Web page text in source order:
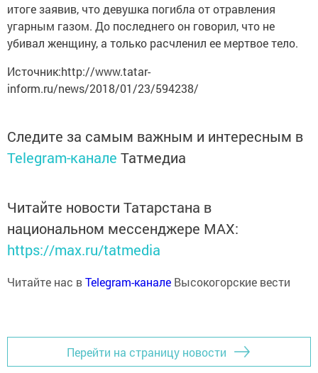
итоге заявив, что девушка погибла от отравления
угарным газом. До последнего он говорил, что не
убивал женщину, а только расчленил ее мертвое тело.
Источник:http://www.tatar-
inform.ru/news/2018/01/23/594238/
Следите за самым важным и интересным в
Telegram-канале Татмедиа
Читайте новости Татарстана в
национальном мессенджере MАХ:
https://max.ru/tatmedia
Читайте нас вTelegram-канале Высокогорские вести
Перейти на страницу новости